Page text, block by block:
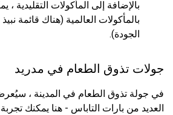
بالإضافة إلى المأكولات التقليدية ،
بالمأكولات العالمية (هناك قائمة
الجودة).
جولات تذوق الطعام في مدريد
في جولة تذوق الطعام في المدينة ،
العديد من بارات التاباس - هنا يمكنك